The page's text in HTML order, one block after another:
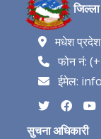
मधेश
फोन नं:
ईमेल:
सुचना अधिकारी